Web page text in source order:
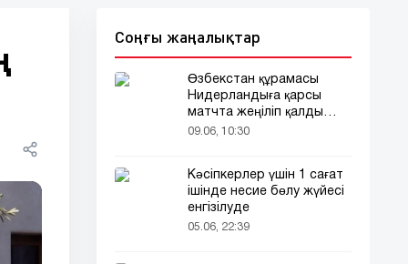
Соңғы жаңалықтар
Өзбекстан құрамасы
Нидерландыға қарсы
матчта жеңіліп қалды
(видео)
09.06, 10:30
Кәсіпкерлер үшін 1 сағат
ішінде несие бөлу жүйесі
енгізілуде
05.06, 22:39